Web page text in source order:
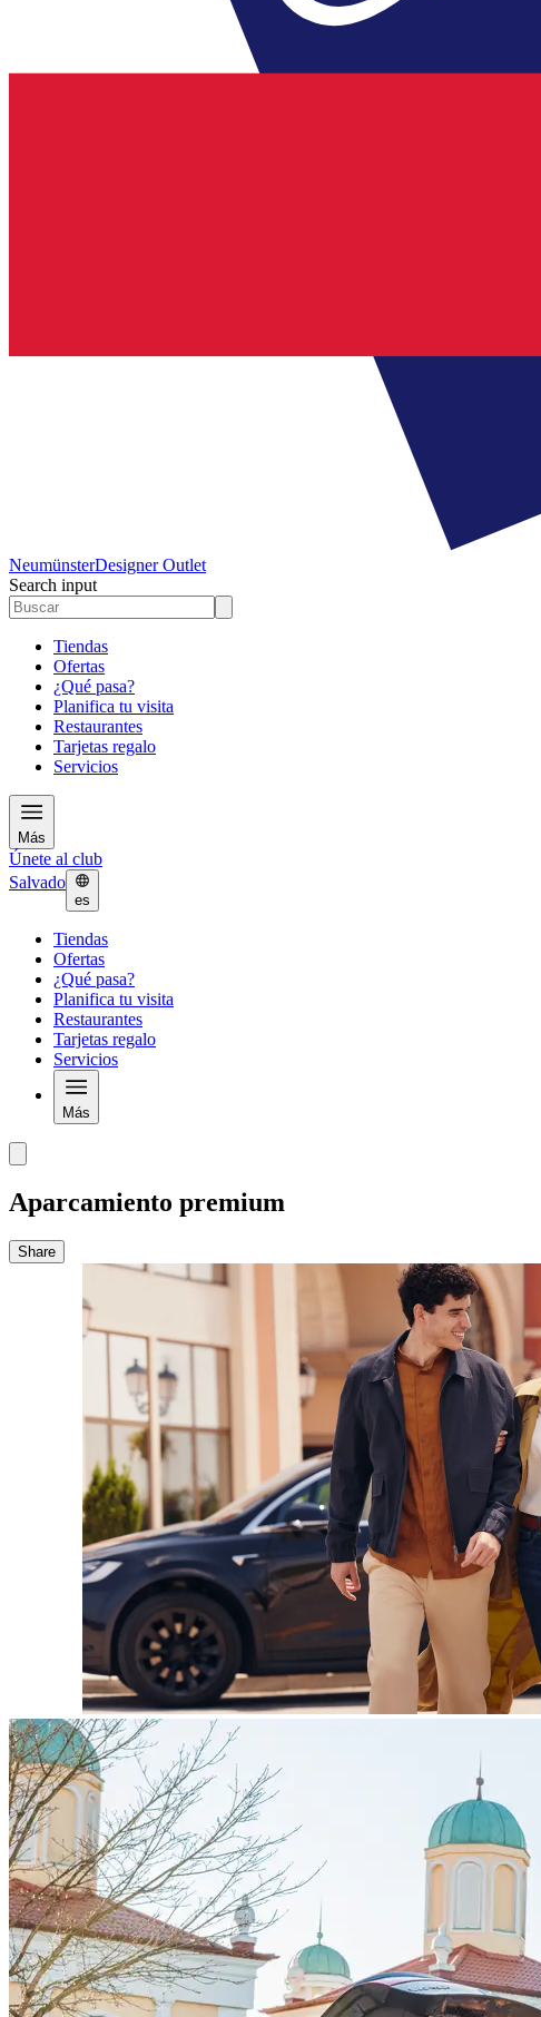
NeumünsterDesigner Outlet
Search input
Tiendas
Ofertas
¿Qué pasa?
Planifica tu visita
Restaurantes
Tarjetas regalo
Servicios
Más
Únete al club
Salvado
es
Tiendas
Ofertas
¿Qué pasa?
Planifica tu visita
Restaurantes
Tarjetas regalo
Servicios
Más
Aparcamiento premium
Share